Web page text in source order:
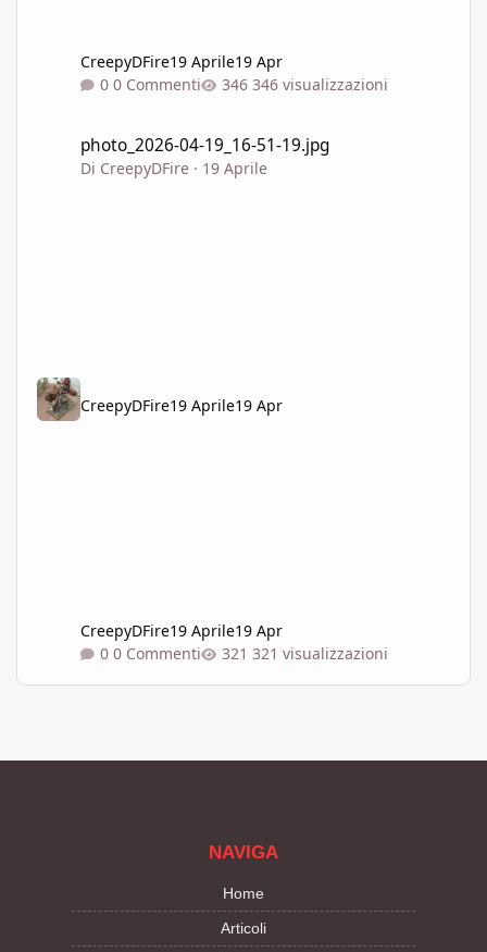
CreepyDFire19 Aprile19 Apr
0 Commenti
346 visualizzazioni
photo_2026-04-19_16-51-19.jpg
Di CreepyDFire · 19 Aprile
CreepyDFire19 Aprile19 Apr
CreepyDFire19 Aprile19 Apr
0 Commenti
321 visualizzazioni
NAVIGA
Home
Articoli